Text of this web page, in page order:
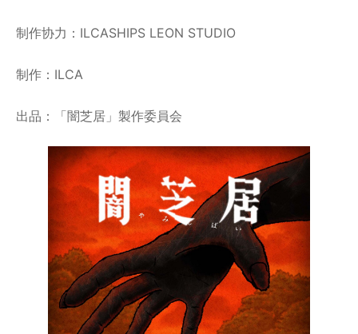
制作协力：ILCASHIPS LEON STUDIO
制作：ILCA
出品：「闇芝居」製作委員会